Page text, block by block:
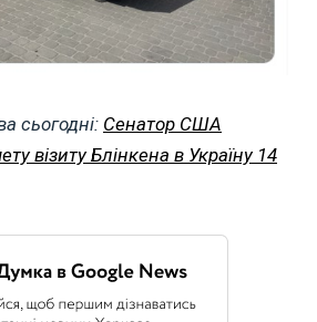
сьогодні: Сенатор США
візиту Блінкена в Україну 14